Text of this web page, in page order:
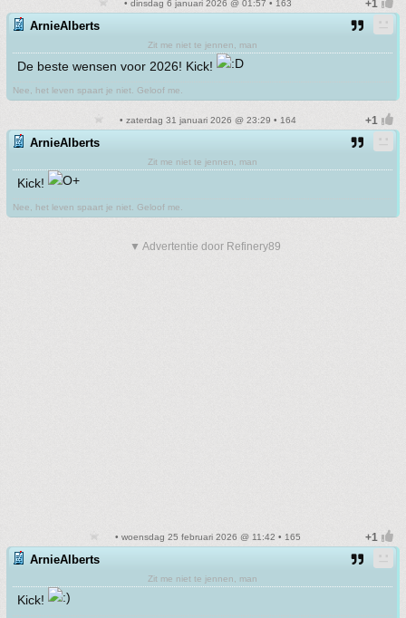
• dinsdag 6 januari 2026 @ 01:57 • 163
ArnieAlberts
Zit me niet te jennen, man
De beste wensen voor 2026! Kick!
Nee, het leven spaart je niet. Geloof me.
• zaterdag 31 januari 2026 @ 23:29 • 164
ArnieAlberts
Zit me niet te jennen, man
Kick!
Nee, het leven spaart je niet. Geloof me.
▼ Advertentie door Refinery89
• woensdag 25 februari 2026 @ 11:42 • 165
ArnieAlberts
Zit me niet te jennen, man
Kick!